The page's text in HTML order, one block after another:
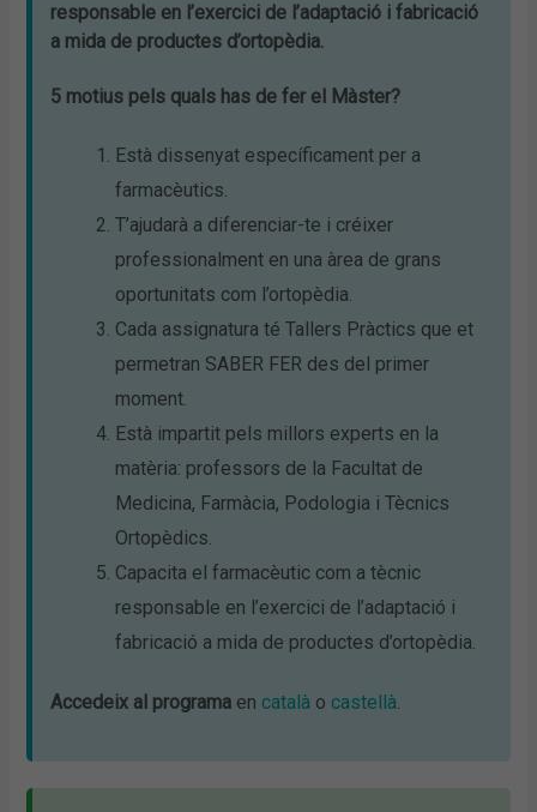
responsable en l’exercici de l’adaptació i fabricació
a mida de productes d’ortopèdia.
5 motius pels quals has de fer el Màster?
Està dissenyat específicament per a
farmacèutics.
T’ajudarà a diferenciar-te i créixer
professionalment en una àrea de grans
oportunitats com l’ortopèdia.
Cada assignatura té Tallers Pràctics que et
permetran SABER FER des del primer
moment.
Està impartit pels millors experts en la
matèria: professors de la Facultat de
Medicina, Farmàcia, Podologia i Tècnics
Ortopèdics.
Capacita el farmacèutic com a tècnic
responsable en l’exercici de l’adaptació i
fabricació a mida de productes d’ortopèdia.
Accedeix al programa encatalà ocastellà.